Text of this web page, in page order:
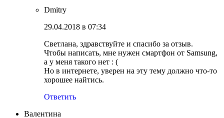
Dmitry
29.04.2018 в 07:34
Светлана, здравствуйте и спасибо за отзыв.
Чтобы написать, мне нужен смартфон от Samsung,
а у меня такого нет : (
Но в интернете, уверен на эту тему должно что-то
хорошее найтись.
Ответить
Валентина